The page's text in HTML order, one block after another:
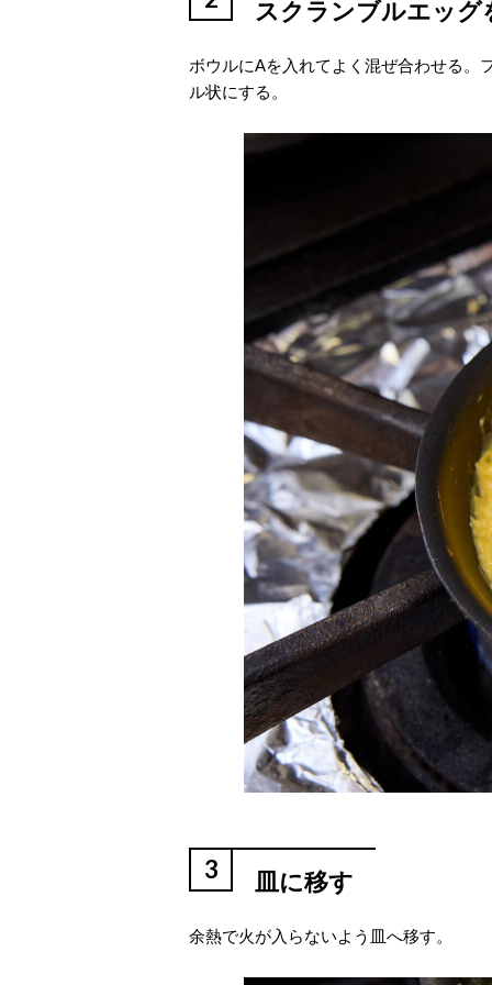
スクランブルエッグ
ボウルにAを入れてよく混ぜ合わせる。
ル状にする。
3 皿に移す
余熱で火が入らないよう皿へ移す。